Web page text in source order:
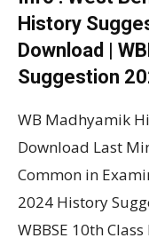
History
Download |
Suggestion
WB Madhyamik
Download Last
Common in
2024 History
WBBSE 10th